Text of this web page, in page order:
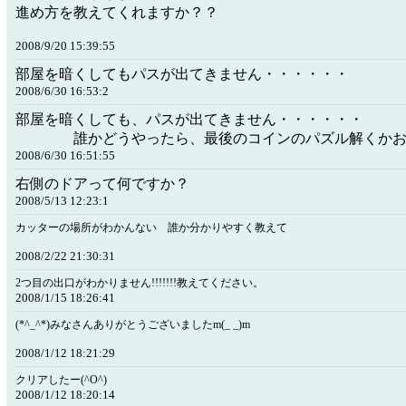
進め方を教えてくれますか？？
2008/9/20 15:39:55
部屋を暗くしてもパスが出てきません・・・・・・
2008/6/30 16:53:2
部屋を暗くしても、パスが出てきません・
誰かどうやったら、最後のコインのパズル解くかお
2008/6/30 16:51:55
右側のドアって何ですか？
2008/5/13 12:23:1
カッターの場所がわかんない 誰か分かりやすく教えて
2008/2/22 21:30:31
2つ目の出口がわかりません!!!!!!!教えてください。
2008/1/15 18:26:41
(*^_^*)みなさんありがとうございましたm(_ _)m
2008/1/12 18:21:29
クリアしたー(^O^)
2008/1/12 18:20:14